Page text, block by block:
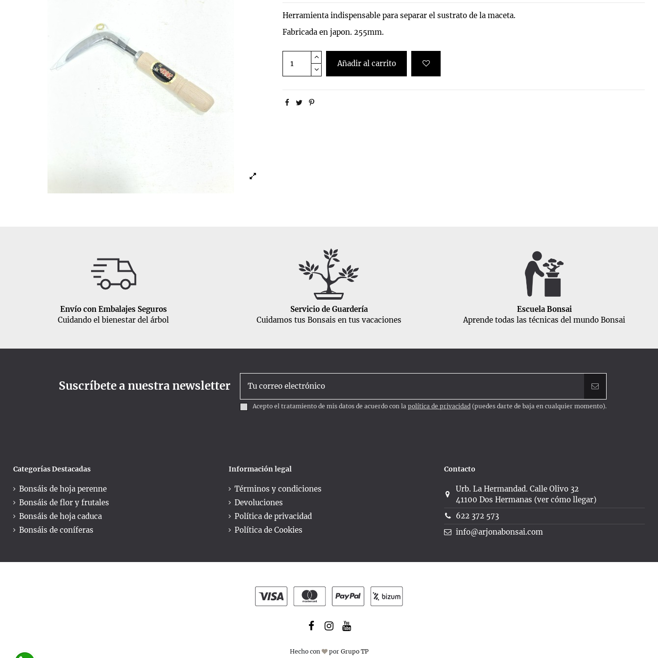
Herramienta indispensable para separar el sustrato de la maceta.
Fabricada en japon. 255mm.
Añadir al carrito
Envío con Embalajes Seguros
Cuidando el bienestar del árbol
Servicio de Guardería
Cuidamos tus Bonsais en tus vacaciones
Escuela Bonsai
Aprende todas las técnicas del mundo Bonsai
Suscríbete a nuestra newsletter
Acepto el tratamiento de mis datos de acuerdo con lapolítica de privacidad (puedes darte de baja en cualquier momento).
Categorías Destacadas
Bonsáis de hoja perenne
Bonsáis de flor y frutales
Bonsáis de hoja caduca
Bonsáis de coníferas
Información legal
Términos y condiciones
Devoluciones
Política de privacidad
Política de Cookies
Contacto
Urb. La Hermandad. Calle Olivo 32
41100 Dos Hermanas (ver cómo llegar)
622 372 573
info@arjonabonsai.com
Hecho con por Grupo TP